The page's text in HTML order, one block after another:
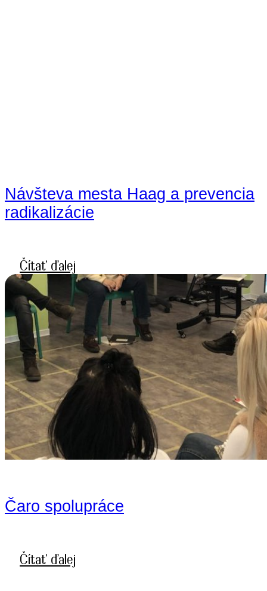
Návšteva mesta Haag a prevencia
radikalizácie
Čítať ďalej
Čaro spolupráce
Čítať ďalej